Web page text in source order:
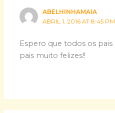
ABELHINHAMAIA
ABRIL 1, 2016 AT 8:45 PM
Espero que todos os
pais muito felizes!!